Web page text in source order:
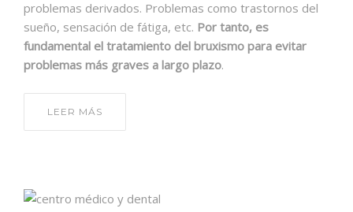
problemas derivados. Problemas como trastornos del
sueño, sensación de fátiga, etc. Por tanto, es
fundamental el tratamiento del bruxismo para evitar
problemas más graves a largo plazo.
LEER MÁS